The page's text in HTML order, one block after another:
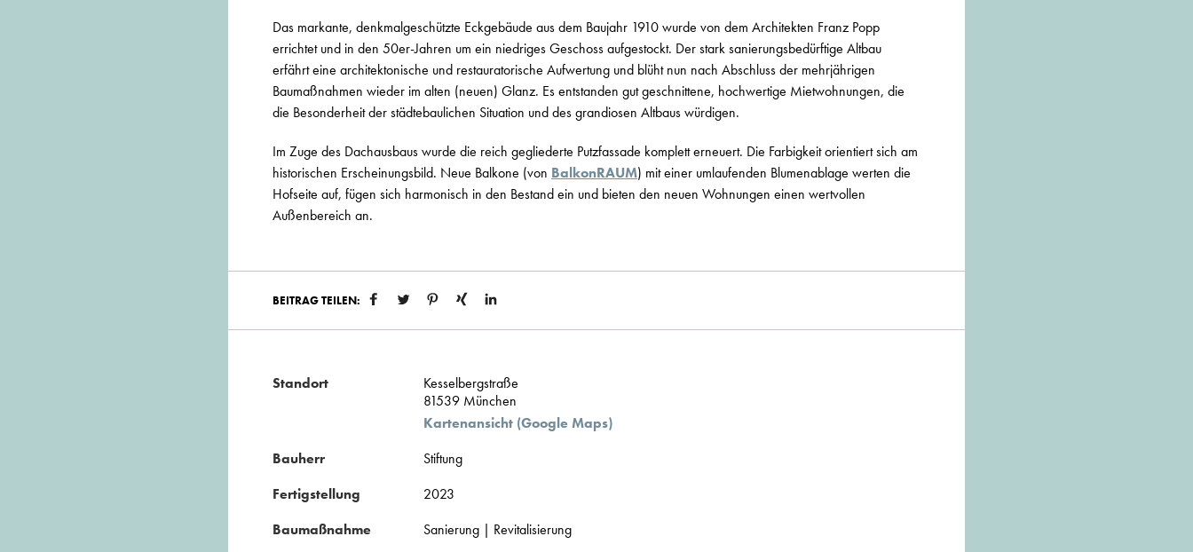
Das markante, denkmalgeschützte Eckgebäude aus dem Baujahr 1910 wurde von dem Architekten Franz Popp
errichtet und in den 50er-Jahren um ein niedriges Geschoss aufgestockt. Der stark sanierungsbedürftige Altbau
erfährt eine architektonische und restauratorische Aufwertung und blüht nun nach Abschluss der mehrjährigen
Baumaßnahmen wieder im alten (neuen) Glanz. Es entstanden gut geschnittene, hochwertige Mietwohnungen, die
die Besonderheit der städtebaulichen Situation und des grandiosen Altbaus würdigen.
Im Zuge des Dachausbaus wurde die reich gegliederte Putzfassade komplett erneuert. Die Farbigkeit orientiert sich am
historischen Erscheinungsbild. Neue Balkone (von BalkonRAUM) mit einer umlaufenden Blumenablage werten die
Hofseite auf, fügen sich harmonisch in den Bestand ein und bieten den neuen Wohnungen einen wertvollen
Außenbereich an.
BEITRAG TEILEN:
Standort
Kesselbergstraße
81539 München
Kartenansicht (Google Maps)
Bauherr
Stiftung
Fertigstellung
2023
Baumaßnahme
Sanierung | Revitalisierung